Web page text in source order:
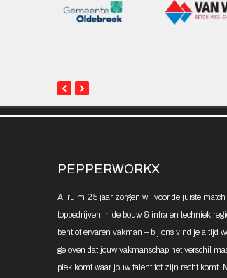
previous
PEPPERWORKX
Al ruim 25 jaar zorgen wij voor de juiste
topbedrijven in de bouw & infra en techniek
bent of ervaren vakman – bij ons vind je altijd
geloven dat jouw vakmanschap het verschil
plek komt waar jouw talent tot zijn recht komt.